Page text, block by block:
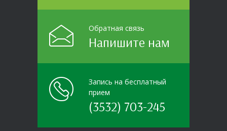
Обратная связь
Напишите нам
Запись на бесплатный
прием
(3532) 703-245